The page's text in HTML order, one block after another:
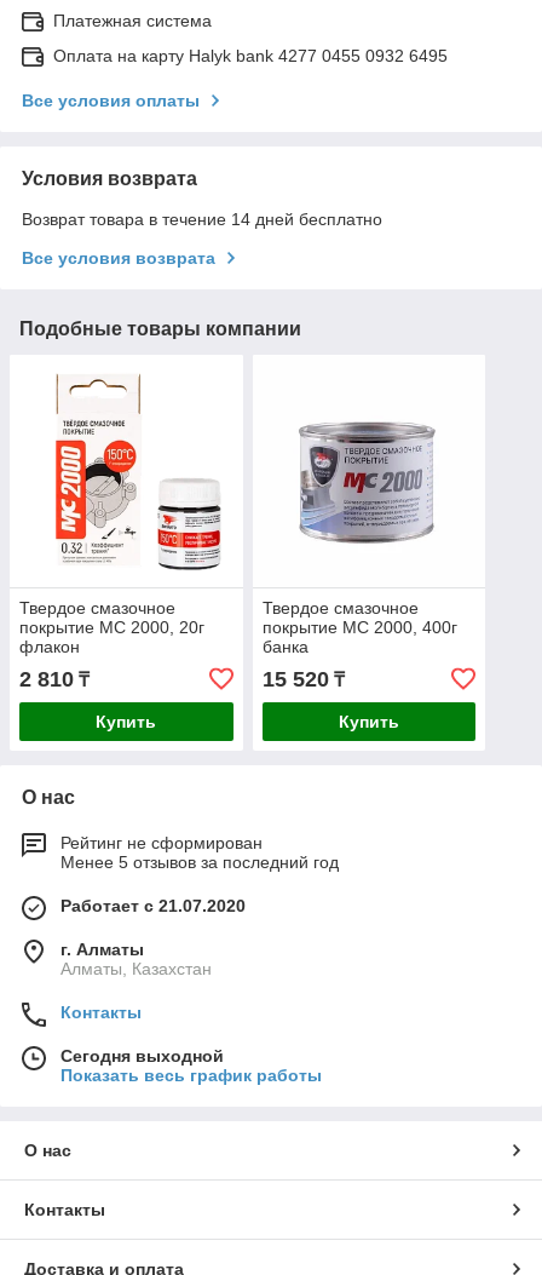
Платежная система
Оплата на карту Halyk bank 4277 0455 0932 6495
Все условия оплаты
Условия возврата
Возврат товара в течение 14 дней бесплатно
Все условия возврата
Подобные товары компании
Твердое смазочное
покрытие МС 2000, 20г
флакон
2 810 ₸
Купить
Твердое смазочное
покрытие МС 2000, 400г
банка
15 520₸
Купить
О нас
Рейтинг не сформирован
Менее 5 отзывов за последний год
Работает с 21.07.2020
г. Алматы
Алматы, Казахстан
Контакты
Сегодня выходной
Показать весь график работы
О нас
Контакты
Доставка и оплата